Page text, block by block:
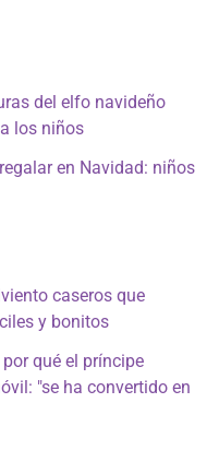
del elfo navideño
los niños
en Navidad: niños
caseros que
y bonitos
qué el príncipe
"se ha convertido en